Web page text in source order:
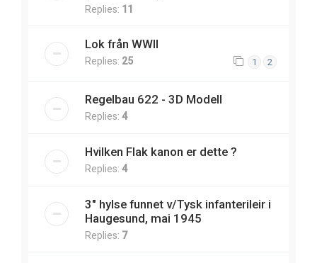
Replies: 11
Lok från WWII
Replies: 25 1 2
Regelbau 622 - 3D Modell
Replies: 4
Hvilken Flak kanon er dette ?
Replies: 4
3" hylse funnet v/Tysk infanterileir i
Haugesund, mai 1945
Replies: 7